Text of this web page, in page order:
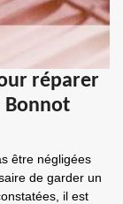
réparer
Bonnot
être négligées
de garder un
il est